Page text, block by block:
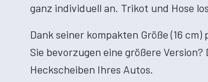
ganz individuell an. Trikot und Hose
Dank seiner kompakten Größe (16
Sie bevorzugen eine größere
Heckscheiben Ihres Autos.